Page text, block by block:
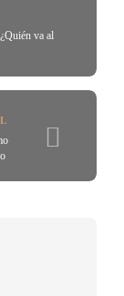
va al